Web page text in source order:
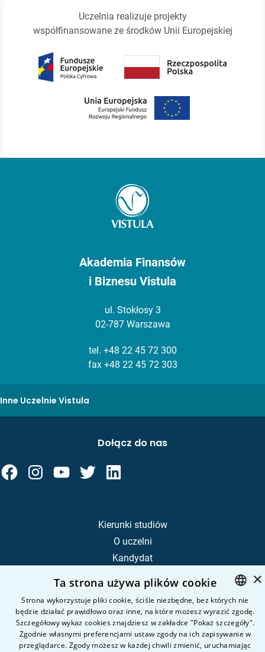
Uczelnia realizuje projekty
współfinansowane ze środków Unii Europejskiej
Akademia Finansów
i Biznesu Vistula
ul. Stokłosy 3
02-787 Warszawa
tel. +48 22 45 72 300
fax +48 22 45 72 303
Inne Uczelnie Vistula
Kierunki studiów
O uczelni
Kandydat
Nauka i badania
Intranet
Dołącz do nas
POLISH
ENGLISH
×
Ta strona używa plików cookie
Strona wykorzystuje pliki cookie, ściśle niezbędne, bez których nie
będzie działać prawidłowo oraz inne, na które możesz wyrazić zgodę.
Szczegółowy wykaz cookies znajdziesz w zakładce "Pokaż szczegóły".
Zgodnie własnymi preferencjami ustaw zgody na ich zapisywanie w
przeglądarce. Zgody możesz w każdej chwili zmienić, uruchamiając